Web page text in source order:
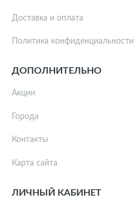
Доставка и оплата
Политика конфиденциальности
ДОПОЛНИТЕЛЬНО
Акции
Города
Контакты
Карта сайта
ЛИЧНЫЙ КАБИНЕТ